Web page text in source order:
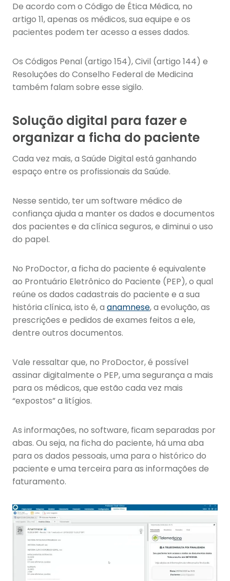
De acordo com o Código de Ética Médica, no
artigo 11, apenas os médicos, sua equipe e os
pacientes podem ter acesso a esses dados.
Os Códigos Penal (artigo 154), Civil (artigo 144) e
Resoluções do Conselho Federal de Medicina
também falam sobre esse sigilo.
Solução digital para fazer e
organizar a ficha do paciente
Cada vez mais, a Saúde Digital está ganhando
espaço entre os profissionais da Saúde.
Nesse sentido, ter um software médico de
confiança ajuda a manter os dados e documentos
dos pacientes e da clínica seguros, e diminui o uso
do papel.
No ProDoctor, a ficha do paciente é equivalente
ao Prontuário Eletrônico do Paciente (PEP), o qual
reúne os dados cadastrais do paciente e a sua
história clínica, isto é, a anamnese, a evolução, as
prescrições e pedidos de exames feitos a ele,
dentre outros documentos.
Vale ressaltar que, no ProDoctor, é possível
assinar digitalmente o PEP, uma segurança a mais
para os médicos, que estão cada vez mais
“expostos” a litígios.
As informações, no software, ficam separadas por
abas. Ou seja, na ficha do paciente, há uma aba
para os dados pessoais, uma para o histórico do
paciente e uma terceira para as informações de
faturamento.